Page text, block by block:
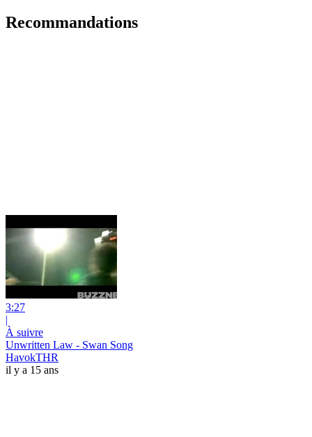
Recommandations
3:27
|
À suivre
Unwritten Law - Swan Song
HavokTHR
il y a 15 ans